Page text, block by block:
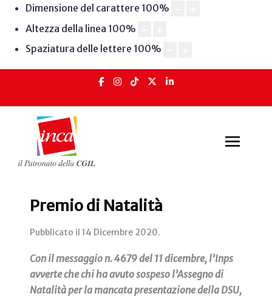
Dimensione del carattere 100%
Altezza della linea 100%
Spaziatura delle lettere 100%
Premio di Natalità
Pubblicato il 14 Dicembre 2020.
Con il messaggio n. 4679 del 11 dicembre, l’Inps
avverte che chi ha avuto sospeso l’Assegno di
Natalità per la mancata presentazione della DSU,